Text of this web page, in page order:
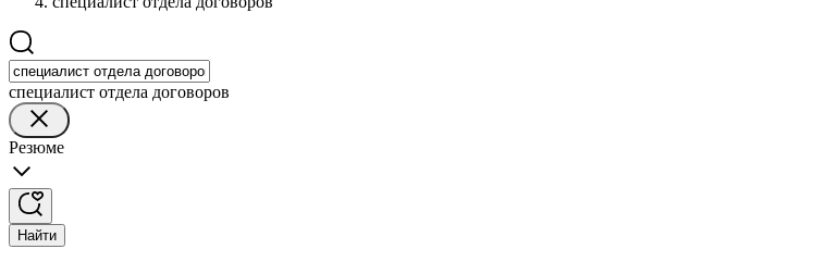
специалист отдела договоров
Резюме
Найти